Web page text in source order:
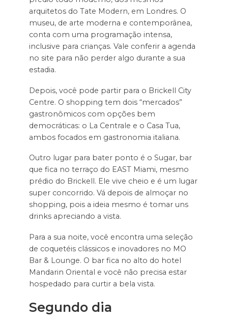
arquitetos do Tate Modern, em Londres. O
museu, de arte moderna e contemporânea,
conta com uma programação intensa,
inclusive para crianças. Vale conferir a agenda
no site para não perder algo durante a sua
estadia.
Depois, você pode partir para o Brickell City
Centre. O shopping tem dois “mercados”
gastronômicos com opções bem
democráticas: o La Centrale e o Casa Tua,
ambos focados em gastronomia italiana.
Outro lugar para bater ponto é o Sugar, bar
que fica no terraço do EAST Miami, mesmo
prédio do Brickell. Ele vive cheio e é um lugar
super concorrido. Vá depois de almoçar no
shopping, pois a ideia mesmo é tomar uns
drinks apreciando a vista.
Para a sua noite, você encontra uma seleção
de coquetéis clássicos e inovadores no MO
Bar & Lounge. O bar fica no alto do hotel
Mandarin Oriental e você não precisa estar
hospedado para curtir a bela vista.
Segundo dia